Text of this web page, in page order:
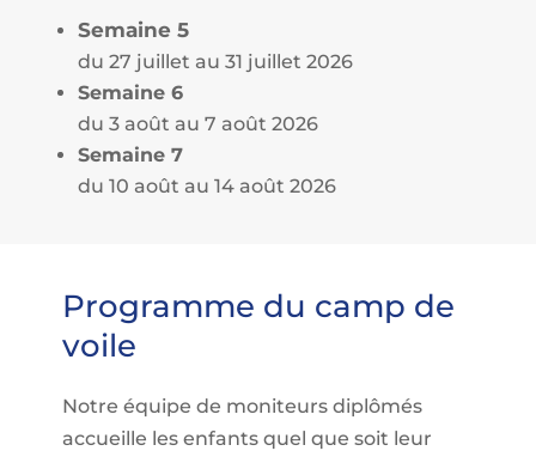
Semaine 5
du 27 juillet au 31 juillet 2026
Semaine 6
du 3 août au 7 août 2026
Semaine 7
du 10 août au 14 août 2026
Programme du camp de
voile
Notre équipe de moniteurs diplômés
accueille les enfants quel que soit leur